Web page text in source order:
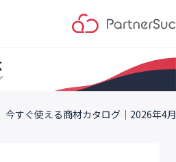
今すぐ使える商材カタログ｜2026年4月